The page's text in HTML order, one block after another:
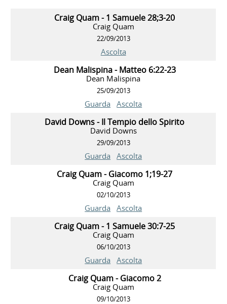
Craig Quam - 1 Samuele 28;3-20
Craig Quam
22/09/2013
Ascolta
Dean Malispina - Matteo 6:22-23
Dean Malispina
25/09/2013
Guarda Ascolta
David Downs - Il Tempio dello Spirito
David Downs
29/09/2013
Guarda Ascolta
Craig Quam - Giacomo 1;19-27
Craig Quam
02/10/2013
Guarda Ascolta
Craig Quam - 1 Samuele 30:7-25
Craig Quam
06/10/2013
Guarda Ascolta
Craig Quam - Giacomo 2
Craig Quam
09/10/2013